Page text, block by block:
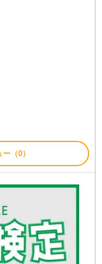
（0）